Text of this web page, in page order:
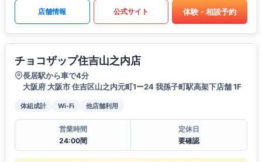
店舗情報 公式サイト 体験・相談予約
チョコザップ住吉山之内店
長居駅から車で4分
大阪府 大阪市 住吉区山之内元町1ー24 我孫子町駅高架下店舗 1F
体組成計 Wi-Fi 他店舗利用
営業時間
24:00間
定休日
要確認